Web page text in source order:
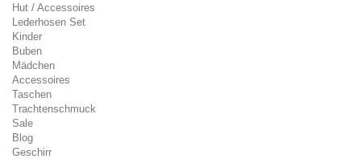
Hut / Accessoires
Lederhosen Set
Kinder
Buben
Mädchen
Accessoires
Taschen
Trachtenschmuck
Sale
Blog
Geschirr